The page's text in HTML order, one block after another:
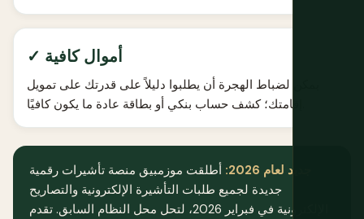
✓ أموال كافية
يمكن لضباط الهجرة أن يطلبوا دليلاً على قدرتك على تمويل
جديد لعام 2026:
أطلقت موزمبيق منصة تأشيرات رقمية
جديدة لجميع طلبات التأشيرة الإلكترونية والتصاريح
الإلكترونية في فبراير 2026، لتحل محل النظام السابق. تقدم